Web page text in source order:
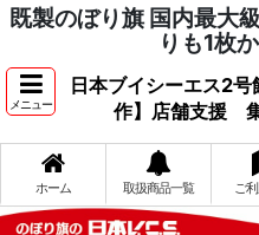
既製のぼり旗 国内最大
りも1枚
メニュー
日本ブイシーエス2
作】店舗支援
ホーム 取扱商品一覧 ご